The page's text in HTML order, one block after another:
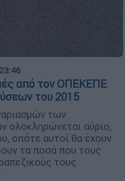
από τον ΟΠΕΚΕΠΕ
του 2015
των
ολοκληρώνεται αύριο,
οπότε αυτοί θα έχουν
τα ποσά που τους
τους